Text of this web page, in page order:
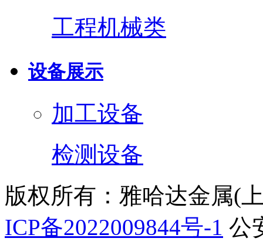
工程机械类
设备展示
加工设备
检测设备
版权所有：雅哈达金属(
ICP备2022009844号-1 公